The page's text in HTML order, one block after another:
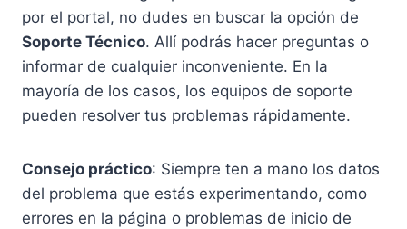
por el portal, no dudes en buscar la opción de
Soporte Técnico. Allí podrás hacer preguntas o
informar de cualquier inconveniente. En la
mayoría de los casos, los equipos de soporte
pueden resolver tus problemas rápidamente.
Consejo práctico: Siempre ten a mano los datos
del problema que estás experimentando, como
errores en la página o problemas de inicio de